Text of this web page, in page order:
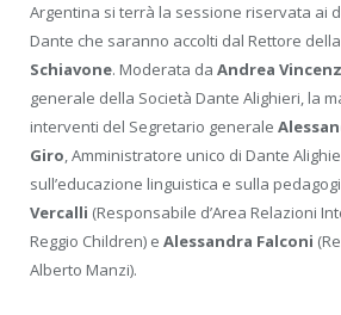
Argentina si terrà la sessione riservata ai
Dante che saranno accolti dal Rettore della
Schiavone. Moderata da Andrea
generale della Società Dante Alighieri, la
interventi del Segretario generale
Giro, Amministratore unico di Dante
sull’educazione linguistica e sulla
Vercalli (Responsabile d’Area Relazioni
Reggio Children) e Alessandra Falconi
Alberto Manzi).